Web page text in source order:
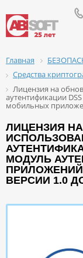
Главная
Средства
Лицензия на
аутентификации
мобильных
ЛИЦЕНЗИЯ
МОДУЛЬ
ВЕРСИИ 1.0